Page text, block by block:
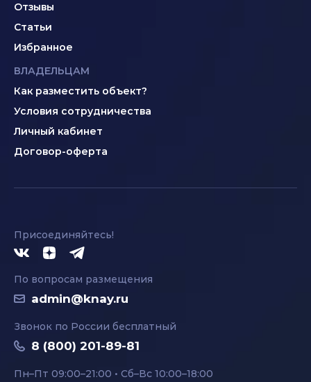
Отзывы
Статьи
Избранное
ВЛАДЕЛЬЦАМ
Как разместить объект?
Условия сотрудничества
Личный кабинет
Договор-оферта
Присоединяйтесь!
По вопросам размещения
admin@knay.ru
Звонок по России бесплатный
8 (800) 201-89-81
Пн–Пт 09:00–21:00 • Сб–Вс 10:00–18:00